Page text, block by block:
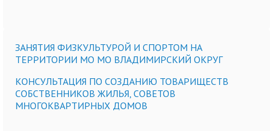
ЗАНЯТИЯ ФИЗКУЛЬТУРОЙ И СПОРТОМ НА
ТЕРРИТОРИИ МО МО ВЛАДИМИРСКИЙ ОКРУГ
КОНСУЛЬТАЦИЯ ПО СОЗДАНИЮ ТОВАРИЩЕСТВ
СОБСТВЕННИКОВ ЖИЛЬЯ, СОВЕТОВ
МНОГОКВАРТИРНЫХ ДОМОВ